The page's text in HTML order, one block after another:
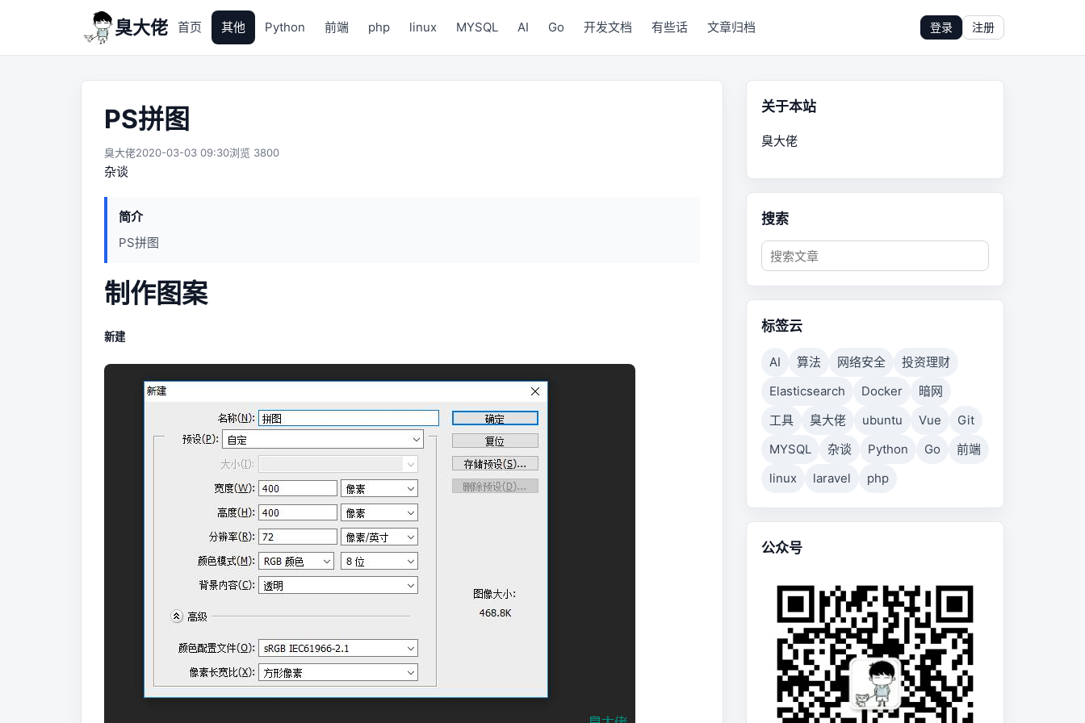
臭大佬 首页 其他 Python 前端 php linux MYSQL AI Go 开发文档 有些话 文章归档 登录 注册
PS拼图
臭大佬2020-03-03 09:30浏览 3800
杂谈
简介
PS拼图
制作图案
新建
关于本站
臭大佬
搜索
标签云
AI 算法 网络安全
投资理财
Elasticsearch
Docker
暗网
工具
臭大佬 ubuntu Vue
Git
MYSQL
杂谈 Python Go
前端
linux
laravel php
公众号